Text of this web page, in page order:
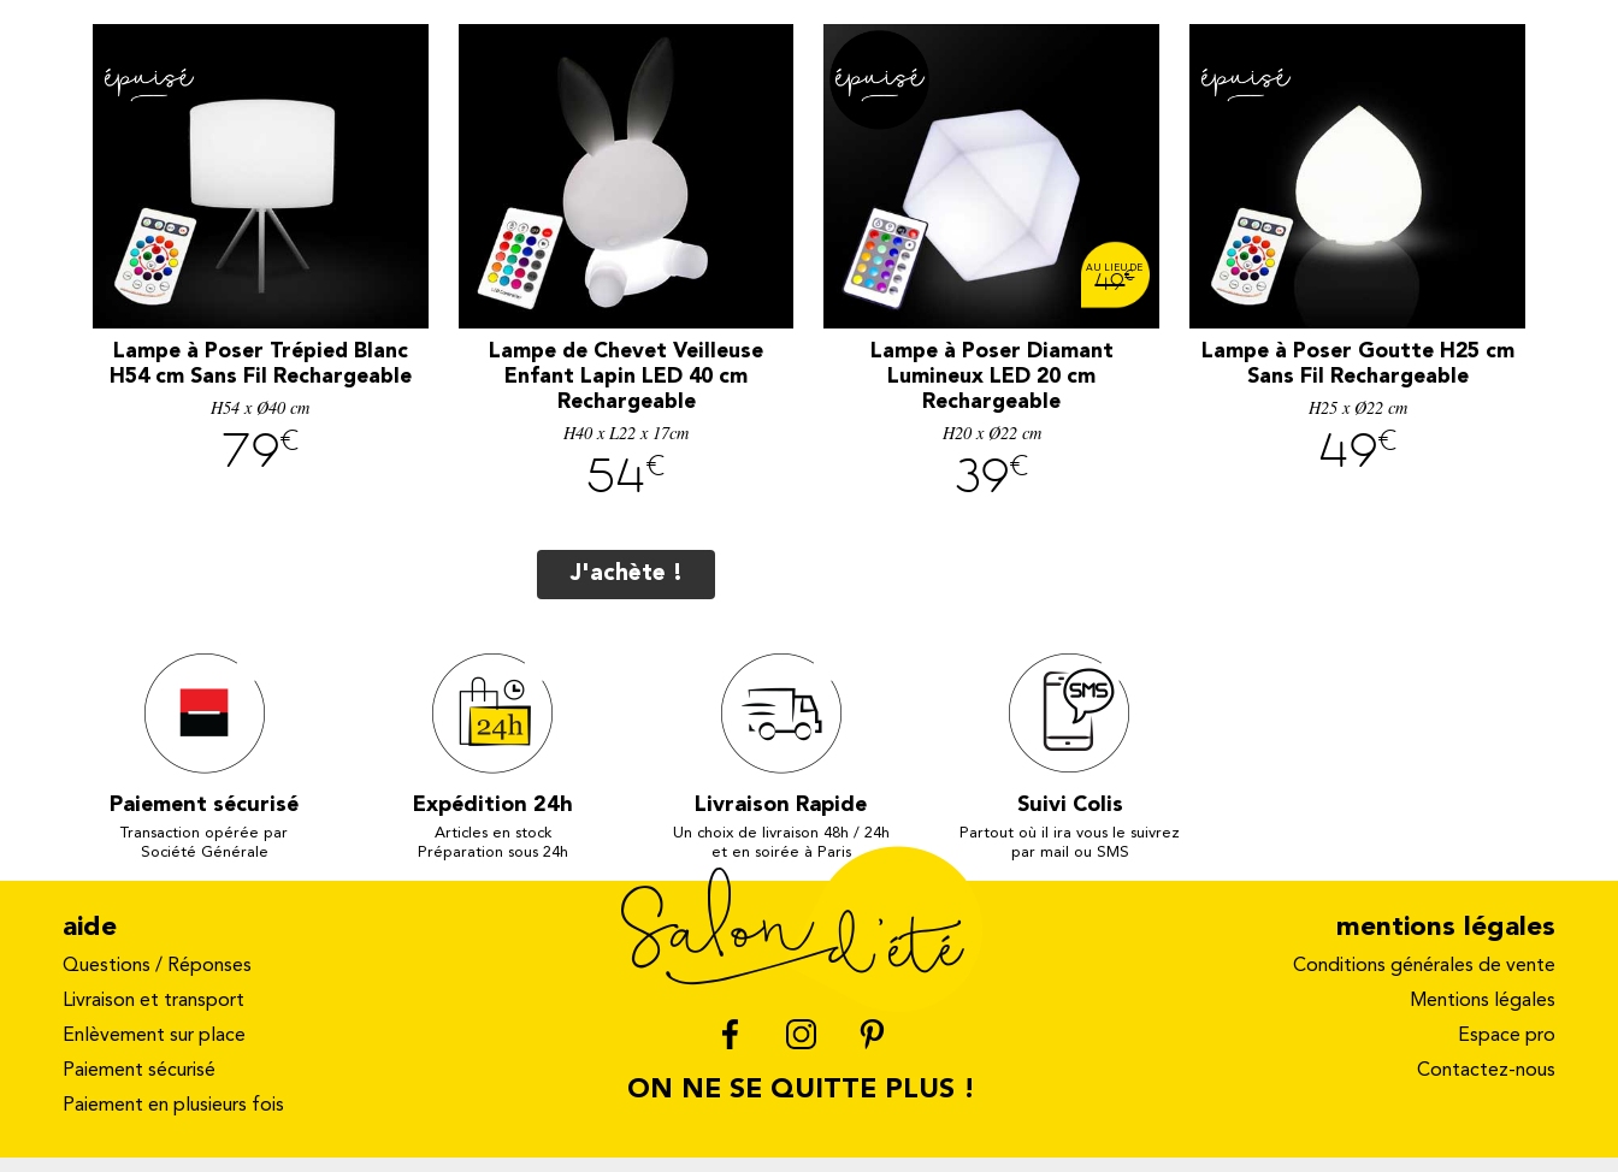
Lampe à Poser Trépied Blanc
H54 cm Sans Fil Rechargeable
H54 x Ø40 cm
79€
Lampe de Chevet Veilleuse
Enfant Lapin LED 40 cm
Rechargeable
H40 x L22 x 17cm
54€
J'achète !
49€
Lampe à Poser Diamant
Lumineux LED 20 cm
Rechargeable
H20 x Ø22 cm
39€
Lampe à Poser Goutte H25 cm
Sans Fil Rechargeable
H25 x Ø22 cm
49€
Paiement sécurisé
Transaction opérée par
Société Générale
Expédition 24h
Articles en stock
Préparation sous 24h
Livraison Rapide
Un choix de livraison 48h / 24h
et en soirée à Paris
Suivi Colis
Partout où il ira vous le suivrez
par mail ou SMS
ON NE SE QUITTE PLUS !
aide
Questions / Réponses
Livraison et transport
Enlèvement sur place
Paiement sécurisé
Paiement en plusieurs fois
mentions légales
Conditions générales de vente
Mentions légales
Espace pro
Contactez-nous